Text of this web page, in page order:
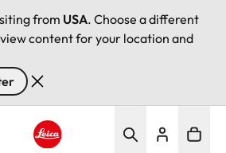
from USA. Choose a different
content for your location and